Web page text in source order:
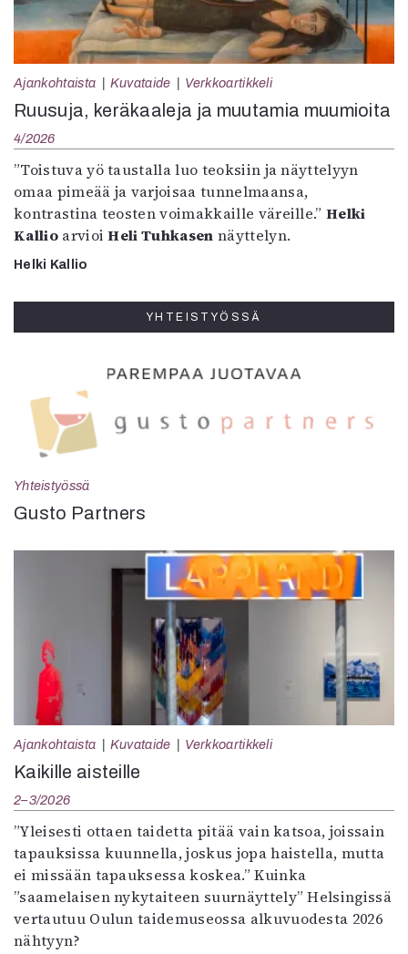
Ajankohtaista Kuvataide Verkkoartikkeli
Ruusuja, keräkaaleja ja muutamia muumioita
4/2026
”Toistuva yö taustalla luo teoksiin ja näyttelyyn
omaa pimeää ja varjoisaa tunnelmaansa,
kontrastina teosten voimakkaille väreille.”Helki
KallioarvioiHeli Tuhkasen näyttelyn.
Helki Kallio
YHTEISTYÖSSÄ
Yhteistyössä
Gusto Partners
Ajankohtaista Kuvataide Verkkoartikkeli
Kaikille aisteille
2–3/2026
”Yleisesti ottaen taidetta pitää vain katsoa, joissain
tapauksissa kuunnella, joskus jopa haistella, mutta
ei missään tapauksessa koskea.” Kuinka
”saamelaisen nykytaiteen suurnäyttely” Helsingissä
vertautuu Oulun taidemuseossa alkuvuodesta 2026
nähtyyn?